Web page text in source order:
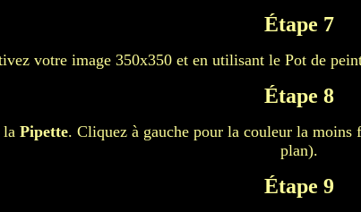
Étape 7
votre image 350x350 et en utilisant le Pot de
Étape 8
la Pipette. Cliquez à gauche pour la couleur la
plan).
Étape 9